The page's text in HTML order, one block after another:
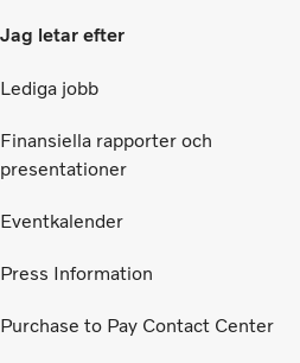
fokusera på att förbättra
Jag letar efter
Lediga jobb
Finansiella rapporter och
presentationer
Eventkalender
Press Information
Purchase to Pay Contact Center